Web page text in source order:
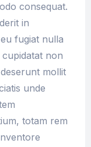
consequat.
in
fugiat nulla
non
mollit
unde
totam rem